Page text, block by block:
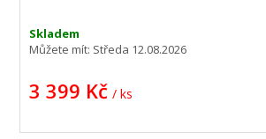
Skladem
Můžete mít: Středa 12.08.2026
3 399 Kč / ks